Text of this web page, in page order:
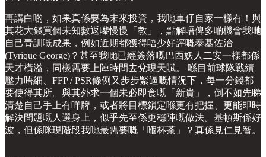
再講白啲，如果真係要為未來投資，我哋車仔自家一樣有！與
其花大錢買個未知數返嚟慢慢「教」，點解唔俾多啲機會我哋
自己青訓嘅成果，例如近期都獲得唔少好評嘅泰基佐治
(Tyrique George)？甚至我哋已經簽落嘅巴西妖人二安一樣都係
天才橫溢，同樣需要上陣時間去兌現天賦。 喺目前球隊戰績
壓力唔細、FFP / PSR條例又步步緊逼嘅情況下，每一分錢都
要使得其所。與其外求一個未必即食嘅「新貴」，倒不如先睇
清楚自己手上有咩牌，或者將目標鎖定喺更有把握、更能即時
解決問題嘅人選身上，似乎先至係更穩陣嘅做法。基頓斯係好
波，但係咪現階段我哋最需要嘅「嗰杯茶」？真係見仁見智。